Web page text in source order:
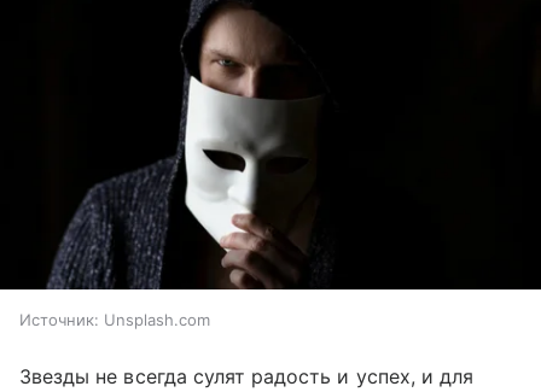
Источник: Unsplash.com
Звезды не всегда сулят радость и успех, и для